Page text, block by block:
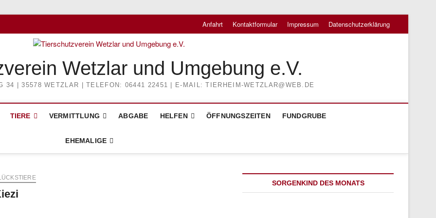
Anfahrt Kontaktformular Impressum Datenschutzerklärung
Wetzlar und Umgebung e.V.
34 | 35578 WETZLAR | TELEFON: 06441 22451 | E-MAIL: TIERHEIM-WETZLAR@WEB.DE
TIERE VERMITTLUNG ABGABE HELFEN ÖFFNUNGSZEITEN FUNDGRUBE
EHEMALIGE
SORGENKIND DES MONATS